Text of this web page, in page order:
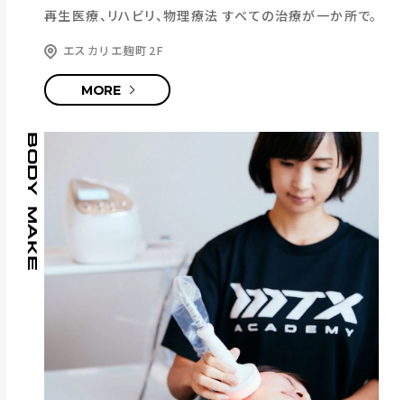
再生医療、リハビリ、物理療法 すべての治療が一か所で。
エスカリエ麹町2F
MORE
BODY MAKE